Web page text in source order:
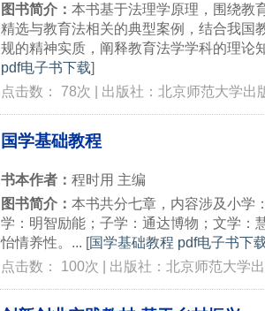
图书简介： 本书基于法理学原理，围绕教
精选与教育法相关的典型案例，结合我国
规的精神实质，阐释教育法学学科的理论
pdf电子书下载]
点击数： 78次 | 出版社：北京师范大学出
国学基础教程
书本作者： 程时用 主编
图书简介： 本书共分七章，内容涉及小学
学：明智励能；子学：通达博物；文学：
怡情养性。... [国学基础教程 pdf电子书下
点击数： 100次 | 出版社：北京师范大学